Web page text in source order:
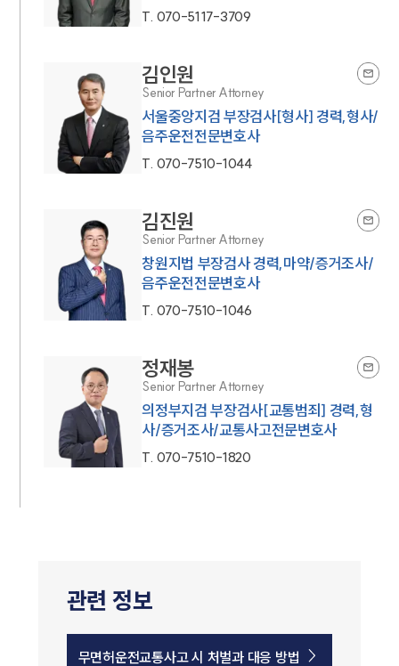
T. 070-5117-3709
김인원
Senior Partner Attorney
서울중앙지검 부장검사[형사] 경력,형사/
음주운전전문변호사
T. 070-7510-1044
김진원
Senior Partner Attorney
창원지법 부장검사 경력,마약/증거조사/
음주운전전문변호사
T. 070-7510-1046
정재봉
Senior Partner Attorney
의정부지검 부장검사[교통범죄] 경력,형
사/증거조사/교통사고전문변호사
T. 070-7510-1820
관련 정보
무면허운전교통사고 시 처벌과 대응 방법